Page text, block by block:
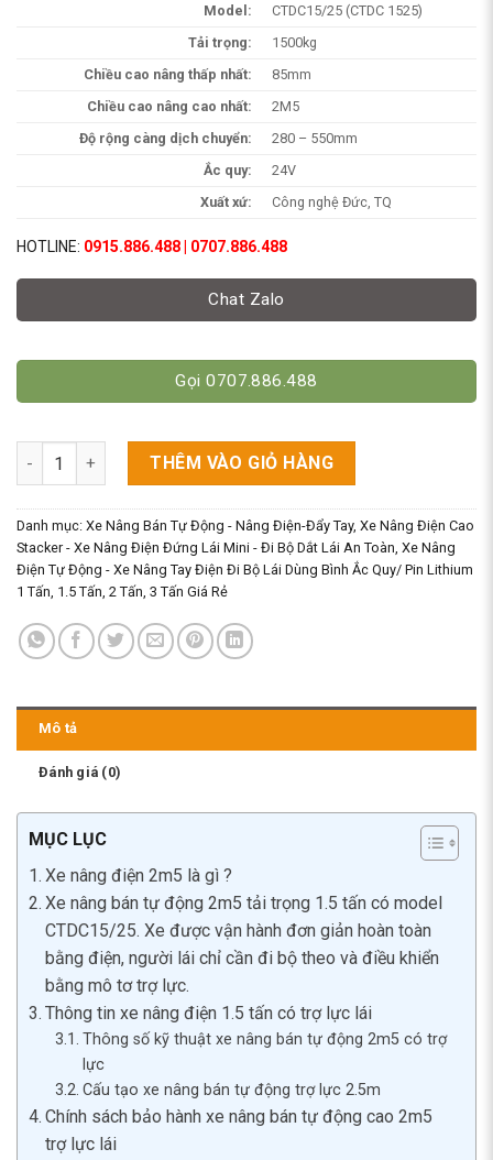
Model:
CTDC15/25 (CTDC 1525)
Tải trọng:
1500kg
Chiều cao nâng thấp nhất:
85mm
Chiều cao nâng cao nhất:
2M5
Độ rộng càng dịch chuyển:
280 – 550mm
Ắc quy:
24V
Xuất xứ:
Công nghệ Đức, TQ
HOTLINE: 0915.886.488 | 0707.886.488
Chat Zalo
Gọi 0707.886.488
Xe Nâng Điện 2M5 Tải 1T5 Dùng Trợ Lực Lái. Model CTDC15/
THÊM VÀO GIỎ HÀNG
Danh mục: Xe Nâng Bán Tự Động - Nâng Điện-Đẩy Tay, Xe Nâng Điện Cao
Stacker - Xe Nâng Điện Đứng Lái Mini - Đi Bộ Dắt Lái An Toàn, Xe Nâng
Điện Tự Động - Xe Nâng Tay Điện Đi Bộ Lái Dùng Bình Ắc Quy/ Pin Lithium
1 Tấn, 1.5 Tấn, 2 Tấn, 3 Tấn Giá Rẻ
Mô tả
Đánh giá (0)
MỤC LỤC
Xe nâng điện 2m5 là gì ?
Xe nâng bán tự động 2m5 tải trọng 1.5 tấn có model
CTDC15/25. Xe được vận hành đơn giản hoàn toàn
bằng điện, người lái chỉ cần đi bộ theo và điều khiển
bằng mô tơ trợ lực.
Thông tin xe nâng điện 1.5 tấn có trợ lực lái
Thông số kỹ thuật xe nâng bán tự động 2m5 có trợ
lực
Cấu tạo xe nâng bán tự động trợ lực 2.5m
Chính sách bảo hành xe nâng bán tự động cao 2m5
trợ lực lái